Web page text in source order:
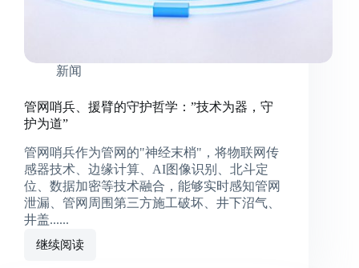
新闻
管网哨兵、援臂的守护哲学：”技术为器，守
护为道”
管网哨兵作为管网的"神经末梢"，将物联网传
感器技术、边缘计算、AI图像识别、北斗定
位、数据加密等技术融合，能够实时感知管网
泄漏、管网周围第三方施工破坏、井下沼气、
井盖......
继续阅读